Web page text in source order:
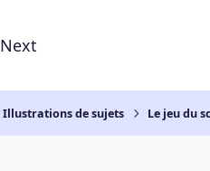
Next
Illustrations de sujets Le jeu du